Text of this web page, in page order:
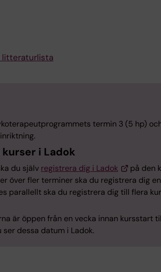
litteraturlista
termin 3 (5 hp)
i Ladok
du själv registrera dig i Ladok
på den
över fler terminer ska du registrera dig
parallellt ska du registrera dig till flera
är öppen från en vecka innan kursstart
dessa datum i Ladok.